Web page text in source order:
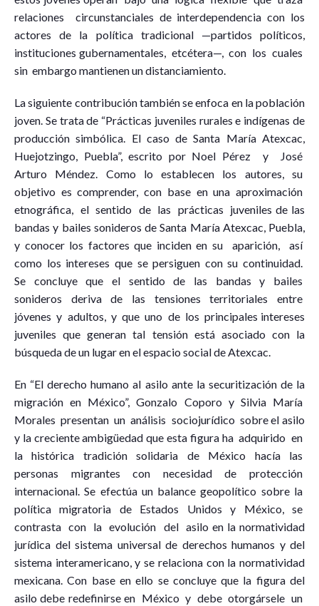
relaciones circunstanciales de interdependencia con los
actores de la política tradicional —partidos políticos,
instituciones gubernamentales, etcétera—, con los cuales
sin embargo mantienen un distanciamiento.
La siguiente contribución también se enfoca en la población
joven. Se trata de “Prácticas juveniles rurales e indígenas de
producción simbólica. El caso de Santa María Atexcac,
Huejotzingo, Puebla”, escrito por Noel Pérez y José
Arturo Méndez. Como lo establecen los autores, su
objetivo es comprender, con base en una aproximación
etnográfica, el sentido de las prácticas juveniles de las
bandas y bailes sonideros de Santa María Atexcac, Puebla,
y conocer los factores que inciden en su aparición, así
como los intereses que se persiguen con su continuidad.
Se concluye que el sentido de las bandas y bailes
sonideros deriva de las tensiones territoriales entre
jóvenes y adultos, y que uno de los principales intereses
juveniles que generan tal tensión está asociado con la
búsqueda de un lugar en el espacio social de Atexcac.
En “El derecho humano al asilo ante la securitización de la
migración en México”, Gonzalo Coporo y Silvia María
Morales presentan un análisis sociojurídico sobre el asilo
y la creciente ambigüedad que esta figura ha adquirido en
la histórica tradición solidaria de México hacía las
personas migrantes con necesidad de protección
internacional. Se efectúa un balance geopolítico sobre la
política migratoria de Estados Unidos y México, se
contrasta con la evolución del asilo en la normatividad
jurídica del sistema universal de derechos humanos y del
sistema interamericano, y se relaciona con la normatividad
mexicana. Con base en ello se concluye que la figura del
asilo debe redefinirse en México y debe otorgársele un